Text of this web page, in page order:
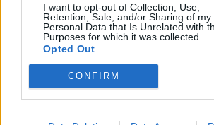
I want to opt-out of Collection, Use,
Retention, Sale, and/or Sharing of my
Personal Data that Is Unrelated with
Purposes for which it was collected.
Opted Out
CONFIRM
¿Te ha gustado la receta?